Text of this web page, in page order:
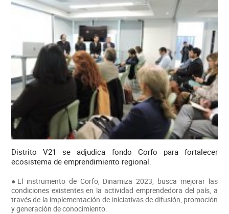
Distrito V21 se adjudica fondo Corfo para fortalecer
ecosistema de emprendimiento regional.
●El instrumento de Corfo, Dinamiza 2023, busca mejorar las
condiciones existentes en la actividad emprendedora del país, a
través de la implementación de iniciativas de difusión, promoción
y generación de conocimiento.